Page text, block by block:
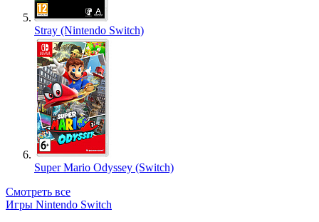
Stray (Nintendo Switch)
Super Mario Odyssey (Switch)
Смотреть все
Игры Nintendo Switch